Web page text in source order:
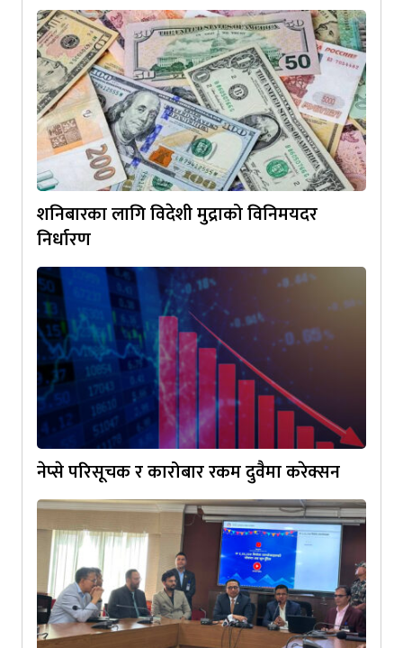
शनिबारका लागि विदेशी मुद्राको विनिमयदर
निर्धारण
नेप्से परिसूचक र कारोबार रकम दुवैमा करेक्सन